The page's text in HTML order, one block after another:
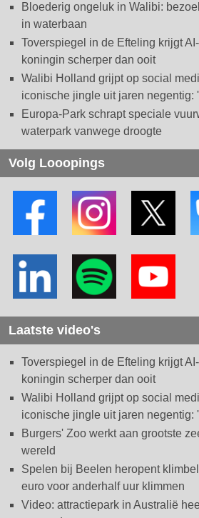
Bloederig ongeluk in Walibi:
in waterbaan
Toverspiegel in de Efteling krijgt
koningin scherper dan ooit
Walibi Holland grijpt op social
iconische jingle uit jaren negentig:
Europa-Park schrapt speciale
waterpark vanwege droogte
Volg Looopings
Laatste video's
Toverspiegel in de Efteling krijgt
koningin scherper dan ooit
Walibi Holland grijpt op social
iconische jingle uit jaren negentig:
Burgers' Zoo werkt aan grootste
wereld
Spelen bij Beelen heropent
euro voor anderhalf uur klimmen
Video: attractiepark in Australië